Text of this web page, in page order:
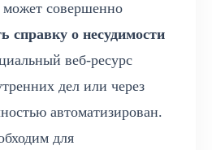
совершенно
справку о несудимости
веб-ресурс
дел или через
автоматизирован.
для